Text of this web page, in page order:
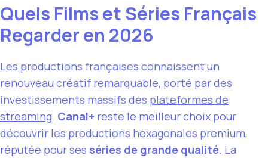
Quels Films et Séries Français
Regarder en 2026
Les productions françaises connaissent un
renouveau créatif remarquable, porté par des
investissements massifs des plateformes de
streaming. Canal+ reste le meilleur choix pour
découvrir les productions hexagonales premium,
réputée pour ses séries de grande qualité. La